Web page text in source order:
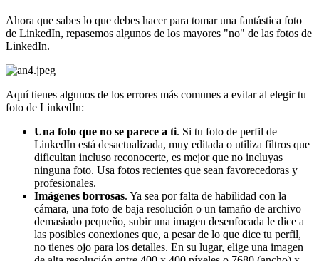
Ahora que sabes lo que debes hacer para tomar una fantástica foto
de LinkedIn, repasemos algunos de los mayores "no" de las fotos de
LinkedIn.
Aquí tienes algunos de los errores más comunes a evitar al elegir tu
foto de LinkedIn:
Una foto que no se parece a ti. Si tu foto de perfil de
LinkedIn está desactualizada, muy editada o utiliza filtros que
dificultan incluso reconocerte, es mejor que no incluyas
ninguna foto. Usa fotos recientes que sean favorecedoras y
profesionales.
Imágenes borrosas. Ya sea por falta de habilidad con la
cámara, una foto de baja resolución o un tamaño de archivo
demasiado pequeño, subir una imagen desenfocada le dice a
las posibles conexiones que, a pesar de lo que dice tu perfil,
no tienes ojo para los detalles. En su lugar, elige una imagen